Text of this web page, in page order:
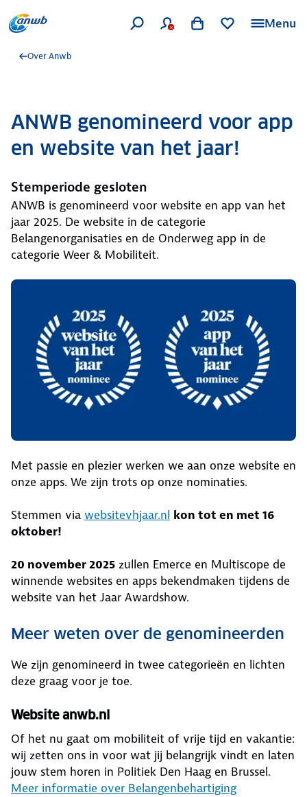
Menu
Over Anwb
ANWB genomineerd voor app
en website van het jaar!
Stemperiode gesloten
ANWB is genomineerd voor website en app van het
jaar 2025. De website in de categorie
Belangenorganisaties en de Onderweg app in de
categorie Weer & Mobiliteit.
Met passie en plezier werken we aan onze website en
onze apps. We zijn trots op onze nominaties.
Stemmen via websitevhjaar.nl kon tot en met 16
oktober!
20 november 2025 zullen Emerce en Multiscope de
winnende websites en apps bekendmaken tijdens de
website van het Jaar Awardshow.
Meer weten over de genomineerden
We zijn genomineerd in twee categorieën en lichten
deze graag voor je toe.
Website anwb.nl
Of het nu gaat om mobiliteit of vrije tijd en vakantie:
wij zetten ons in voor wat jij belangrijk vindt en laten
jouw stem horen in Politiek Den Haag en Brussel.
Meer informatie over Belangenbehartiging